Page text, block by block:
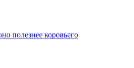
полезнее коровьего